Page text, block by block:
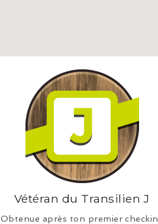
Vétéran du Transilien J
Obtenue après ton premier checkin